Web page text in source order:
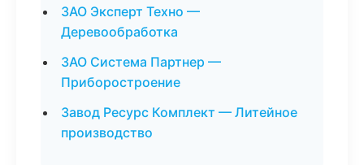
ЗАО Эксперт Техно —
Деревообработка
ЗАО Система Партнер —
Приборостроение
Завод Ресурс Комплект — Литейное
производство